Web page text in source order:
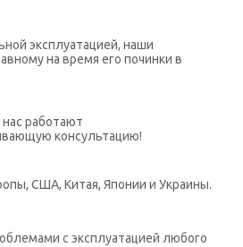
эксплуатацией, наши
на время его починки в
нас работают
консультацию!
США, Китая, Японии и Украины.
с эксплуатацией любого